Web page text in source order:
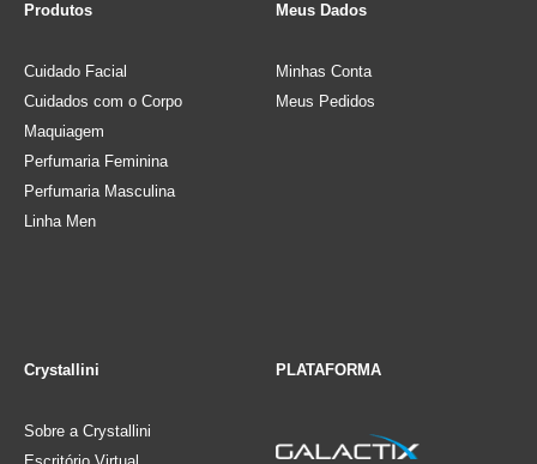
Produtos
Cuidado Facial
Cuidados com o Corpo
Maquiagem
Perfumaria Feminina
Perfumaria Masculina
Linha Men
Meus Dados
Minhas Conta
Meus Pedidos
Crystallini
Sobre a Crystallini
PLATAFORMA